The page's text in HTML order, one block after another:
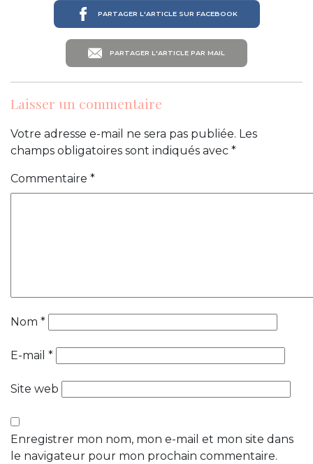
PARTAGER L'ARTICLE SUR FACEBOOK
PARTAGER L'ARTICLE PAR MAIL
Laisser un commentaire
Votre adresse e-mail ne sera pas publiée. Les
champs obligatoires sont indiqués avec *
Commentaire *
Nom *
E-mail *
Site web
Enregistrer mon nom, mon e-mail et mon site dans
le navigateur pour mon prochain commentaire.